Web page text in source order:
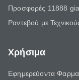
Προσφορές 11888
Ραντεβού με
Χρήσιμα
Εφημερεύοντα